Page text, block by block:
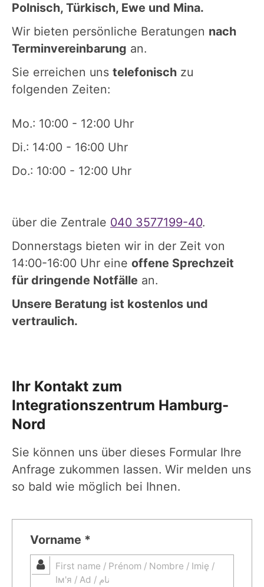
Polnisch, Türkisch, Ewe und Mina.
Wir bieten persönliche Beratungen nach
Terminvereinbarung an.
Sie erreichen uns telefonisch zu
folgenden Zeiten:
Mo.: 10:00 - 12:00 Uhr
Di.: 14:00 - 16:00 Uhr
Do.: 10:00 - 12:00 Uhr
über die Zentrale 040 3577199-40.
Donnerstags bieten wir in der Zeit von
14:00-16:00 Uhr eine offene Sprechzeit
für dringende Notfälle an.
Unsere Beratung ist kostenlos und
vertraulich.
Ihr Kontakt zum
Integrationszentrum Hamburg-
Nord
Sie können uns über dieses Formular Ihre
Anfrage zukommen lassen. Wir melden uns
so bald wie möglich bei Ihnen.
Vorname *